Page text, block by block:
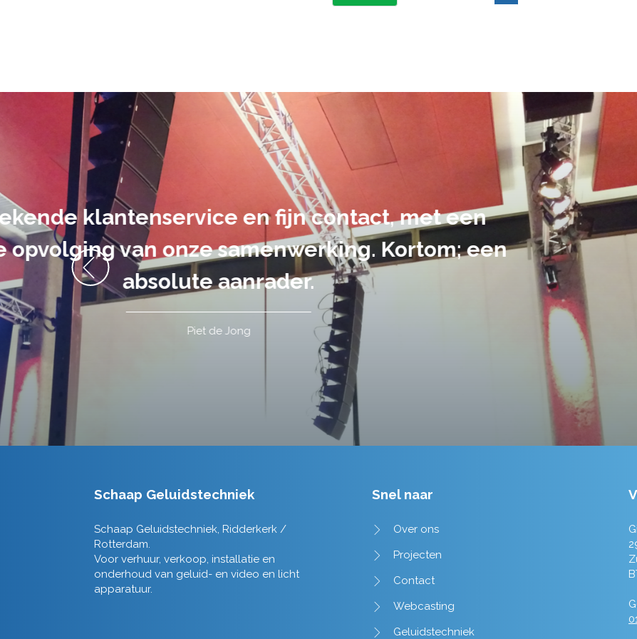
De audiovisuele uitvoering van ons
volledig uit handen gegeven en dat is een
tot in de puntjes verzorgd.
Schaap Geluidstechniek
Schaap Geluidstechniek, Ridderkerk /
Rotterdam.
Voor verhuur, verkoop, installatie en
onderhoud van geluid- en video en licht
apparatuur.
Snel naar
Over ons
Projecten
Contact
Webcasting
Geluidstechniek